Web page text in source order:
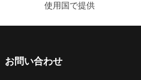
使用国で提供
お問い合わせ